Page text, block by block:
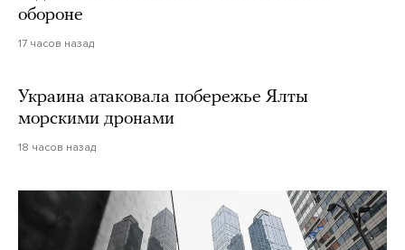
обороне
17 часов назад
Украина атаковала побережье Ялты
морскими дронами
18 часов назад